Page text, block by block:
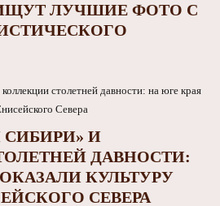
ЛУЧШИЕ ФОТО С
СИБИРИ» И
ДАВНОСТИ:
КУЛЬТУРУ
СЕВЕРА